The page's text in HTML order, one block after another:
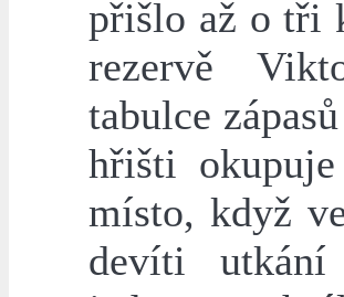
přišlo až o tři
rezervě
tabulce
hřišti
místo, když
devíti